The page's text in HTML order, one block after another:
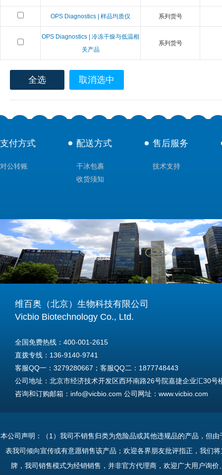
OPS Diagnostics | 样品均质仪 系列货号
OPS Diagnostics | 冷冻干燥与低温相
关产品
系列货号
全选 取消选中
支付方式
对公转账
配送方式
干冰包裹
收货须知
售后服务
技术支持
维百奥（北京）生物科技有限公司
Vicbio Biotechnology Co., Ltd.
全国免费热线：400-001-2615
直拨专线：136-9140-9741
客服QQ一：3279280667；客服QQ二：1877748443
公司地址：北京市经济技术开发区西环南路26号院嘉捷企业汇30号
咨询和订购邮箱：info@vicbio.com 公司网址：www.vicbio.com
Tel: +86-13691409741
Address: Room 603, Floor 6, Building 30A, No.26, Xihuannan
本公司声明：（1）我司不销售归类为危险品或其他违规品的产品，但
表我司倾向宣传或有意愿销售该产品；欢迎各界朋友批评指正，我们
牌，我司销售模式为经销销售，并非官方代理商，欢迎广大用户询